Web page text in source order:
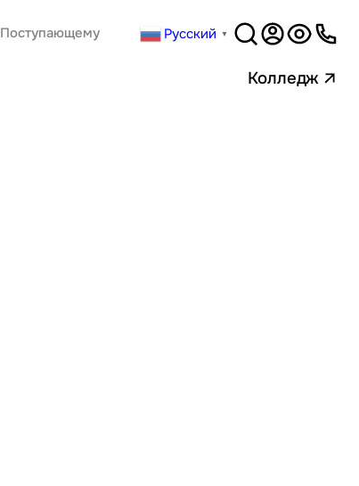
Поступающему Русский ▼
Версия
для
Колледж